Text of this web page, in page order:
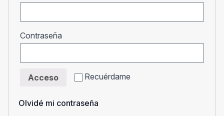
Contraseña
Recuérdame
Acceso
Olvidé mi contraseña